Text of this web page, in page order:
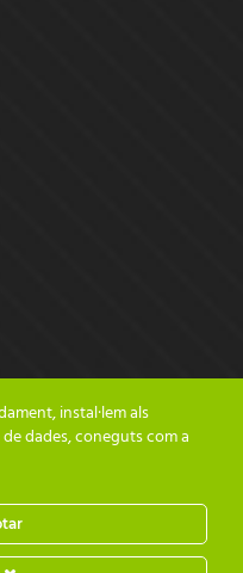
reservats | Preus amb
instal·lem als
dades, coneguts com a